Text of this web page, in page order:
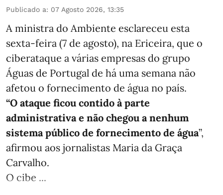
Publicado a: 07 Agosto 2026, 13:35
A ministra do Ambiente esclareceu esta
sexta-feira (7 de agosto), na Ericeira, que o
ciberataque a várias empresas do grupo
Águas de Portugal de há uma semana não
afetou o fornecimento de água no país.
“O ataque ficou contido à parte
administrativa e não chegou a nenhum
sistema público de fornecimento de água”,
afirmou aos jornalistas Maria da Graça
Carvalho.
O cibe ...